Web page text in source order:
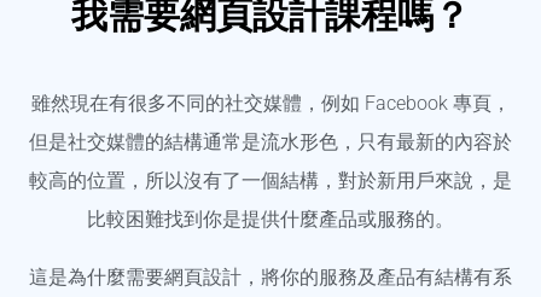
我需要網頁設計課程嗎？
雖然現在有很多不同的社交媒體，例如 Facebook 專頁，
但是社交媒體的結構通常是流水形色，只有最新的內容於
較高的位置，所以沒有了一個結構，對於新用戶來說，是
比較困難找到你是提供什麼產品或服務的。
這是為什麼需要網頁設計，將你的服務及產品有結構有系